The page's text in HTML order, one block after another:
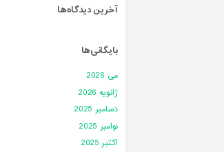
آخرین دیدگاه‌ها
بایگانی‌ها
می 2026
ژانویه 2026
دسامبر 2025
نوامبر 2025
اکتبر 2025